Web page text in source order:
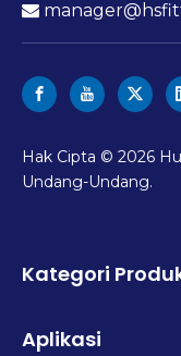

Hak Cipta © 2026
Undang-Undang.
Kategori
Aplikasi